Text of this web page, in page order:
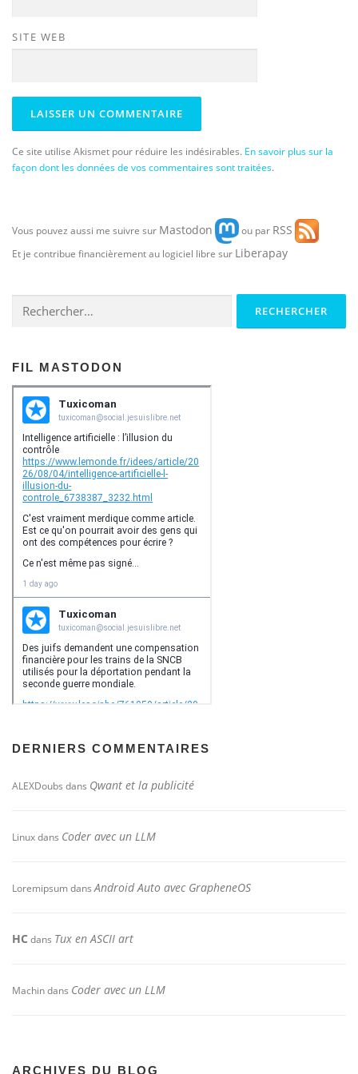
SITE WEB
Ce site utilise Akismet pour réduire les indésirables. En savoir plus sur la
façon dont les données de vos commentaires sont traitées.
Vous pouvez aussi me suivre sur Mastodon ou par RSS
Et je contribue financièrement au logiciel libre sur Liberapay
FIL MASTODON
DERNIERS COMMENTAIRES
ALEXDoubs dans Qwant et la publicité
Linuxdans Coder avec un LLM
LoremipsumdansAndroid Auto avec GrapheneOS
HC dans Tux en ASCII art
Machindans Coder avec un LLM
ARCHIVES DU BLOG